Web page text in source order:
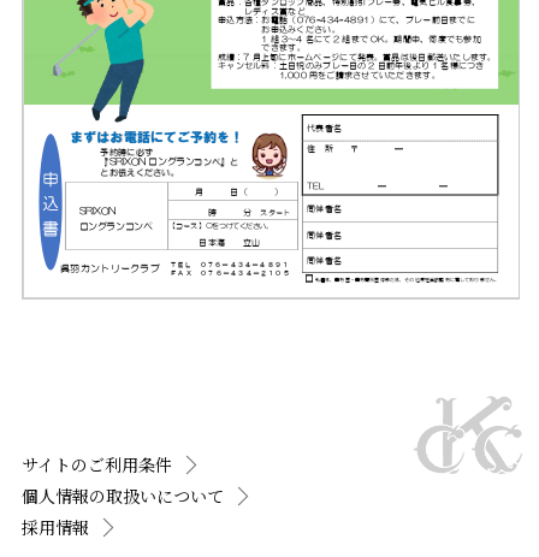
サイトのご利用条件
個人情報の取扱いについて
採用情報